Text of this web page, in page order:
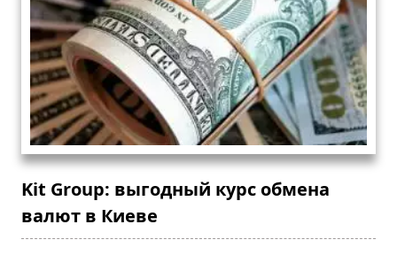
Kit Group: выгодный курс обмена
валют в Киеве